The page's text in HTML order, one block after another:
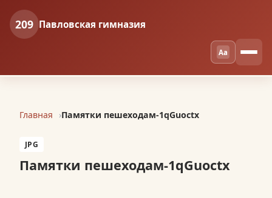
209 Павловская гимназия
Aa
Главная Памятки пешеходам-1qGuoctx
JPG
Памятки пешеходам-1qGuoctx